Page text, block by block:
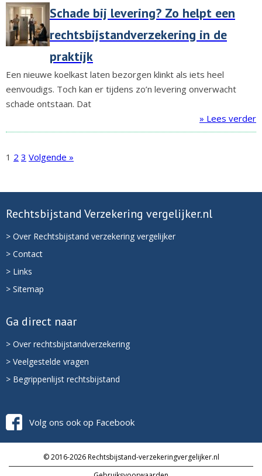
Schade bij levering? Zo helpt een
rechtsbijstandverzekering in de
praktijk
Een nieuwe koelkast laten bezorgen klinkt als iets heel
eenvoudigs. Toch kan er tijdens zo’n levering onverwacht
schade ontstaan. Dat
» Lees verder
1 2 3 Volgende »
Rechtsbijstand Verzekering vergelijker.nl
> Over Rechtsbijstand verzekering vergelijker
> Contact
> Links
> Sitemap
Ga direct naar
> Over rechtsbijstandverzekering
> Veelgestelde vragen
> Begrippenlijst rechtsbijstand
Volg ons ook op Facebook
© 2016-2026 Rechtsbijstand-verzekeringvergelijker.nl